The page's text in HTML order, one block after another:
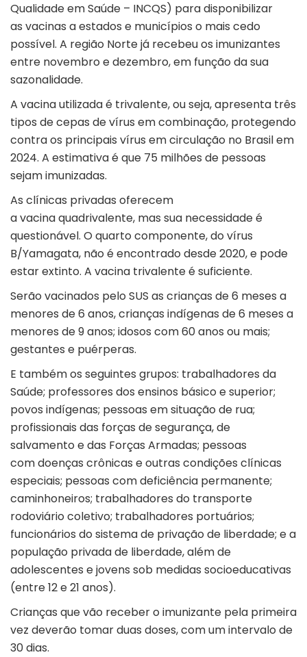
Qualidade em Saúde – INCQS) para disponibilizar
as vacinas a estados e municípios o mais cedo
possível. A região Norte já recebeu os imunizantes
entre novembro e dezembro, em função da sua
sazonalidade.
A vacina utilizada é trivalente, ou seja, apresenta três
tipos de cepas de vírus em combinação, protegendo
contra os principais vírus em circulação no Brasil em
2024. A estimativa é que 75 milhões de pessoas
sejam imunizadas.
As clínicas privadas oferecem
a vacina quadrivalente, mas sua necessidade é
questionável. O quarto componente, do vírus
B/Yamagata, não é encontrado desde 2020, e pode
estar extinto. A vacina trivalente é suficiente.
Serão vacinados pelo SUS as crianças de 6 meses a
menores de 6 anos, crianças indígenas de 6 meses a
menores de 9 anos; idosos com 60 anos ou mais;
gestantes e puérperas.
E também os seguintes grupos: trabalhadores da
Saúde; professores dos ensinos básico e superior;
povos indígenas; pessoas em situação de rua;
profissionais das forças de segurança, de
salvamento e das Forças Armadas; pessoas
com doenças crônicas e outras condições clínicas
especiais; pessoas com deficiência permanente;
caminhoneiros; trabalhadores do transporte
rodoviário coletivo; trabalhadores portuários;
funcionários do sistema de privação de liberdade; e a
população privada de liberdade, além de
adolescentes e jovens sob medidas socioeducativas
(entre 12 e 21 anos).
Crianças que vão receber o imunizante pela primeira
vez deverão tomar duas doses, com um intervalo de
30 dias.